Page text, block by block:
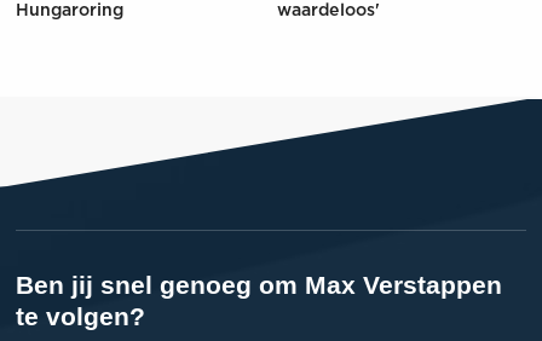
Hungaroring
waardeloos'
Ben jij snel genoeg om Max Verstappen
te volgen?